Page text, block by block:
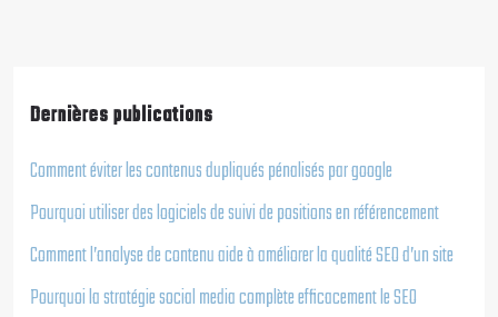
Dernières publications
Comment éviter les contenus dupliqués pénalisés par google
Pourquoi utiliser des logiciels de suivi de positions en référencement
Comment l’analyse de contenu aide à améliorer la qualité SEO d’un site
Pourquoi la stratégie social media complète efficacement le SEO